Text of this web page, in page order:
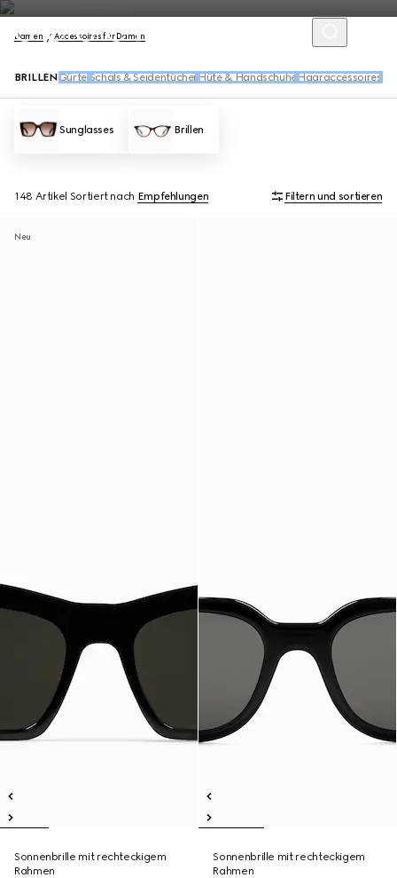
Damen Accessoires für Damen
BRILLEN Gürtel Schals & Seidentücher Hüte & Handschuhe Haaraccessoires
Sunglasses Brillen
148 Artikel Sortiert nach Empfehlungen Filtern und sortieren
Neu
Sonnenbrille mit rechteckigem
Rahmen
Sonnenbrille mit rechteckigem
Rahmen